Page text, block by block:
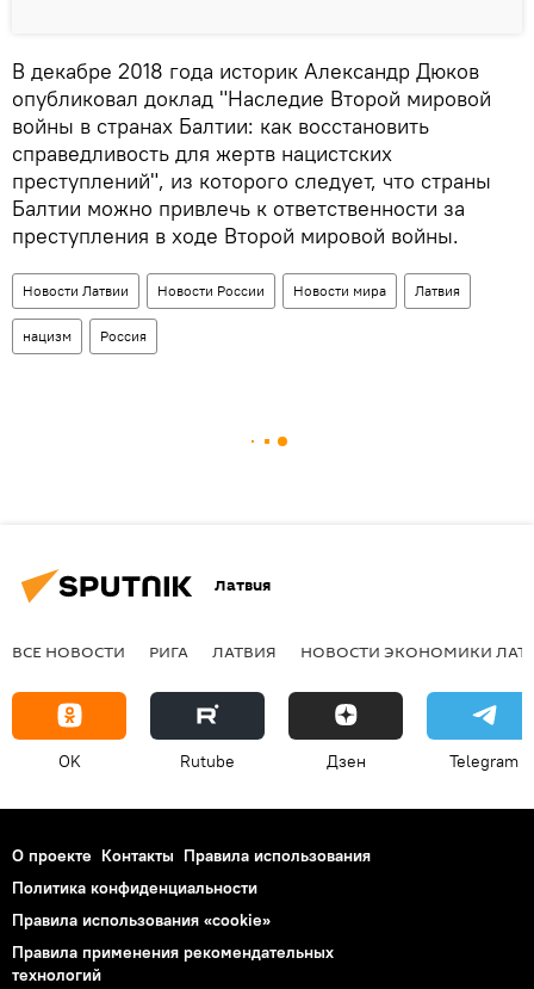
В декабре 2018 года историк Александр Дюков
опубликовал доклад "Наследие Второй мировой
войны в странах Балтии: как восстановить
справедливость для жертв нацистских
преступлений", из которого следует, что страны
Балтии можно привлечь к ответственности за
преступления в ходе Второй мировой войны.
Новости Латвии Новости России Новости мира Латвия
нацизм Россия
Латвия
ВСЕ НОВОСТИ РИГА ЛАТВИЯ НОВОСТИ ЭКОНОМИКИ
OK Rutube Дзен Telegram
О проекте Контакты Правила использования
Политика конфиденциальности
Правила использования «cookie»
Правила применения рекомендательных
технологий